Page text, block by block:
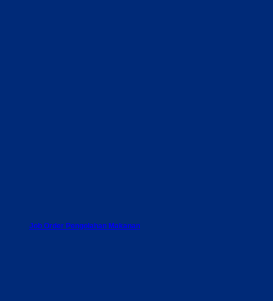
Job Order Pengolahan Makanan